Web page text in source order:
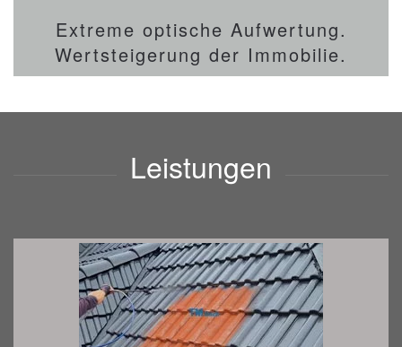
Extreme optische Aufwertung.
Wertsteigerung der Immobilie.
Leistungen